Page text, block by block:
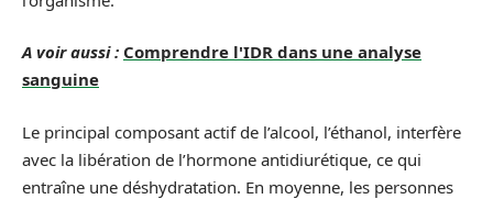
A voir aussi : Comprendre l'IDR dans une analyse
sanguine
Le principal composant actif de l’alcool, l’éthanol, interfère
avec la libération de l’hormone antidiurétique, ce qui
entraîne une déshydratation. En moyenne, les personnes